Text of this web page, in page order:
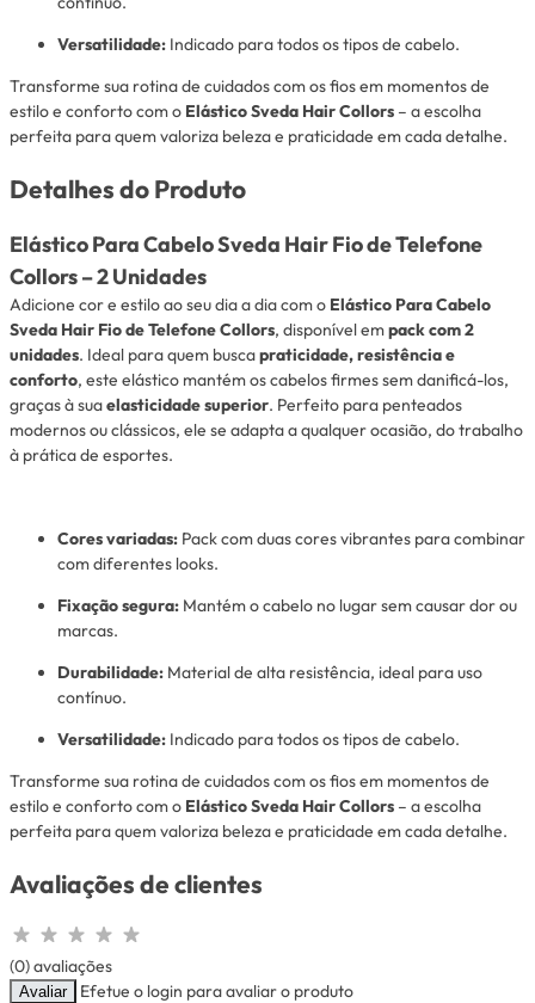
Versatilidade: Indicado para todos os tipos de cabelo.
Transforme sua rotina de cuidados com os fios em momentos de
estilo e conforto com o Elástico Sveda Hair Collors – a escolha
perfeita para quem valoriza beleza e praticidade em cada detalhe.
Detalhes do Produto
Elástico Para Cabelo Sveda Hair Fio de Telefone
Collors – 2 Unidades
Adicione cor e estilo ao seu dia a dia com o Elástico Para Cabelo
Sveda Hair Fio de Telefone Collors, disponível empack com 2
unidades. Ideal para quem buscapraticidade, resistência e
conforto, este elástico mantém os cabelos firmes sem danificá-los,
graças à suaelasticidade superior. Perfeito para penteados
modernos ou clássicos, ele se adapta a qualquer ocasião, do trabalho
à prática de esportes.
Cores variadas: Pack com duas cores vibrantes para combinar
com diferentes looks.
Fixação segura: Mantém o cabelo no lugar sem causar dor ou
marcas.
Durabilidade: Material de alta resistência, ideal para uso
contínuo.
Versatilidade: Indicado para todos os tipos de cabelo.
Transforme sua rotina de cuidados com os fios em momentos de
estilo e conforto com o Elástico Sveda Hair Collors – a escolha
perfeita para quem valoriza beleza e praticidade em cada detalhe.
Avaliações de clientes
(0) avaliações
Avaliar
Efetue o login para avaliar o produto